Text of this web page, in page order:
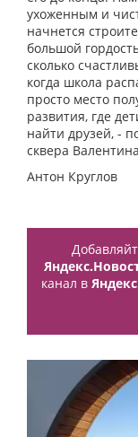
ухоженным и
начнется
большой
сколько
когда школа
просто место
развития, где
найти друзей, -
сквера
Антон Круглов
канал в